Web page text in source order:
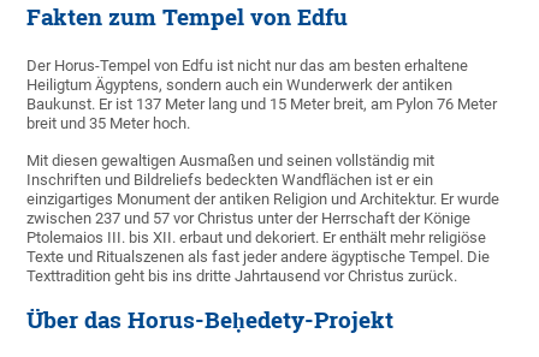
Fakten zum Tempel von Edfu
Der Horus-Tempel von Edfu ist nicht nur das am besten erhaltene
Heiligtum Ägyptens, sondern auch ein Wunderwerk der antiken
Baukunst. Er ist 137 Meter lang und 15 Meter breit, am Pylon 76 Meter
breit und 35 Meter hoch.
Mit diesen gewaltigen Ausmaßen und seinen vollständig mit
Inschriften und Bildreliefs bedeckten Wandflächen ist er ein
einzigartiges Monument der antiken Religion und Architektur. Er wurde
zwischen 237 und 57 vor Christus unter der Herrschaft der Könige
Ptolemaios III. bis XII. erbaut und dekoriert. Er enthält mehr religiöse
Texte und Ritualszenen als fast jeder andere ägyptische Tempel. Die
Texttradition geht bis ins dritte Jahrtausend vor Christus zurück.
Über das Horus-Beḥedety-Projekt